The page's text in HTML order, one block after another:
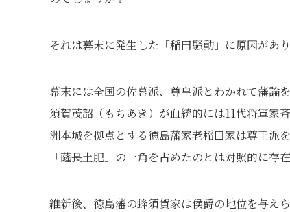
それは幕末に発生した「稲田騒動」に原因があり
幕末には全国の佐幕派、尊皇派とわかれて藩論
須賀茂韶（もちあき）が血統的には11代将軍家
洲本城を拠点とする徳島藩家老稲田家は尊王派
「薩長土肥」の一角を占めたのとは対照的に存
維新後、徳島藩の蜂須賀家は侯爵の地位を与え